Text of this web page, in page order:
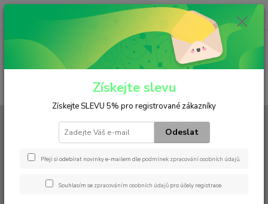
(Po-Pá, 6:30-15 hod.)
ks
0 Kč
WD 11 004
Získejte slevu
Získejte SLEVU 5% pro registrované zákazníky
Odeslat
Přeji si odebírat novinky e-mailem dle podmínek zpracování osobních údajů.
Souhlasím se zpracováním osobních údajů pro účely registrace.